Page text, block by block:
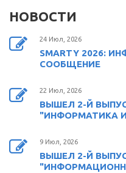
НОВОСТИ
24 Июл, 2026
SMARTY 2026:
СООБЩЕНИЕ
22 Июл, 2026
ВЫШЕЛ 2-Й
"ИНФОРМАТИКА И
9 Июл, 2026
ВЫШЕЛ 2-Й